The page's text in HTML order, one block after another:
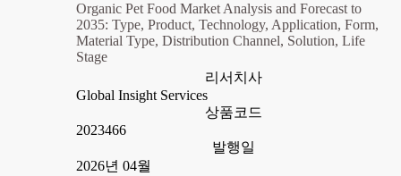
Organic Pet Food Market Analysis and Forecast to
2035: Type, Product, Technology, Application, Form,
Material Type, Distribution Channel, Solution, Life
Stage
리서치사
Global Insight Services
상품코드
2023466
발행일
2026년 04월